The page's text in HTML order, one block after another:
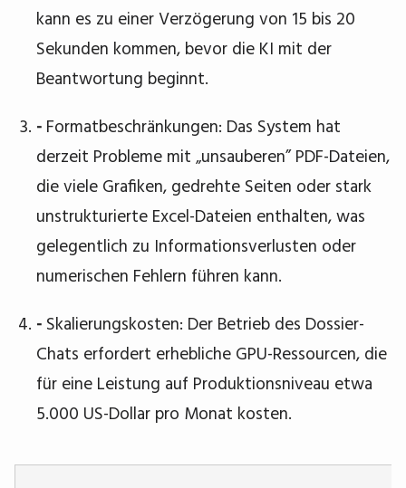
kann es zu einer Verzögerung von 15 bis 20
Sekunden kommen, bevor die KI mit der
Beantwortung beginnt.
- Formatbeschränkungen: Das System hat
derzeit Probleme mit „unsauberen” PDF-Dateien,
die viele Grafiken, gedrehte Seiten oder stark
unstrukturierte Excel-Dateien enthalten, was
gelegentlich zu Informationsverlusten oder
numerischen Fehlern führen kann.
- Skalierungskosten: Der Betrieb des Dossier-
Chats erfordert erhebliche GPU-Ressourcen, die
für eine Leistung auf Produktionsniveau etwa
5.000 US-Dollar pro Monat kosten.